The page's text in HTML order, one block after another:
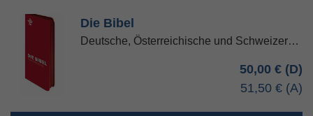
Die Bibel
Deutsche, Österreichische und Schweizer…
50,00 €
51,50 €